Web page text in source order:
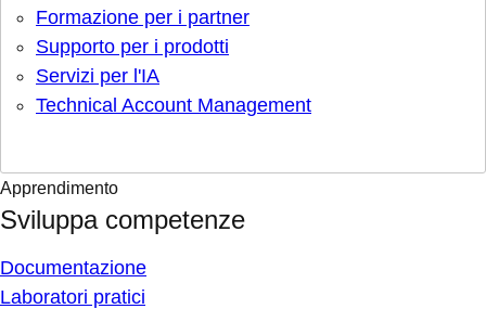
Formazione per i partner
Supporto per i prodotti
Servizi per l'IA
Technical Account Management
Apprendimento
Sviluppa competenze
Documentazione
Laboratori pratici